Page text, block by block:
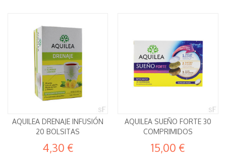
AQUILEA DRENAJE INFUSIÓN
20 BOLSITAS
4,30 €
AQUILEA SUEÑO FORTE 30
COMPRIMIDOS
15,00 €